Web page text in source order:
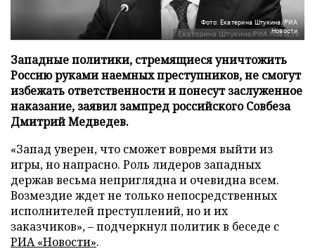
Фото: Екатерина Штукина/РИА
Новости
Западные политики, стремящиеся уничтожить
Россию руками наемных преступников, не смогут
избежать ответственности и понесут заслуженное
наказание, заявил зампред российского Совбеза
Дмитрий Медведев.
«Запад уверен, что сможет вовремя выйти из
игры, но напрасно. Роль лидеров западных
держав весьма неприглядна и очевидна всем.
Возмездие ждет не только непосредственных
исполнителей преступлений, но и их
заказчиков», – подчеркнул политик в беседе с
РИА «Новости».